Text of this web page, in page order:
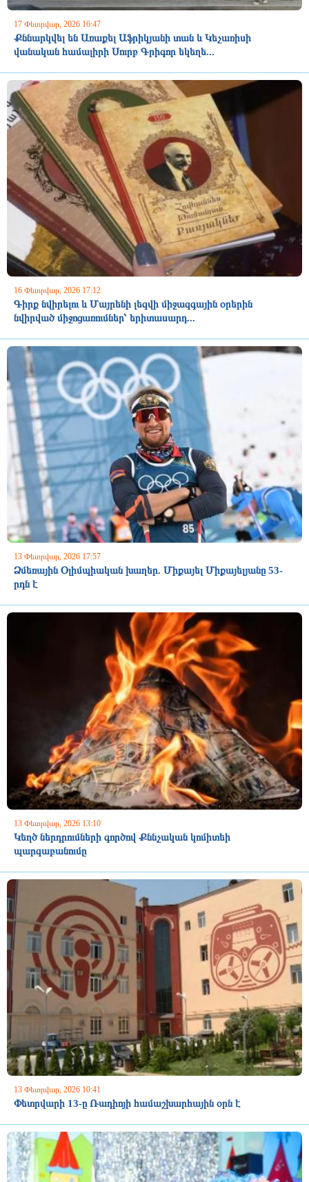
17 Փետրվար, 2026 16:47
Քննարկվել են Առաքել Աֆրիկյանի տան և Կեչառիսի
վանական համալիրի Սուրբ Գրիգոր եկեղե...
16 Փետրվար, 2026 17:12
Գիրք նվիրելու և Մայրենի լեզվի միջազգային օրերին
նվիրված միջոցառումներ՝ երիտասարդ...
13 Փետրվար, 2026 17:57
Ձմեռային Օլիմպիական խաղեր. Միքայել Միքայելյանը 53-
րդն է
13 Փետրվար, 2026 13:10
Կեղծ ներդրումների գործով Քննչական կոմիտեի
պարզաբանումը
13 Փետրվար, 2026 10:41
Փետրվարի 13-ը Ռադիոյի համաշխարհային օրն է